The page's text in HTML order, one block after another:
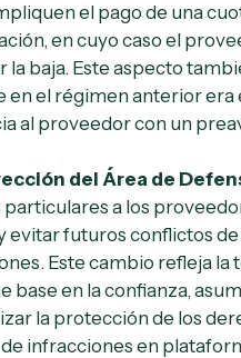
el pago de una
en cuyo caso el
baja. Este aspecto
en el régimen anterior
al proveedor con un
del Área de
a los
futuros conflictos de
Este cambio refleja la
en la confianza,
la protección de los
infracciones en